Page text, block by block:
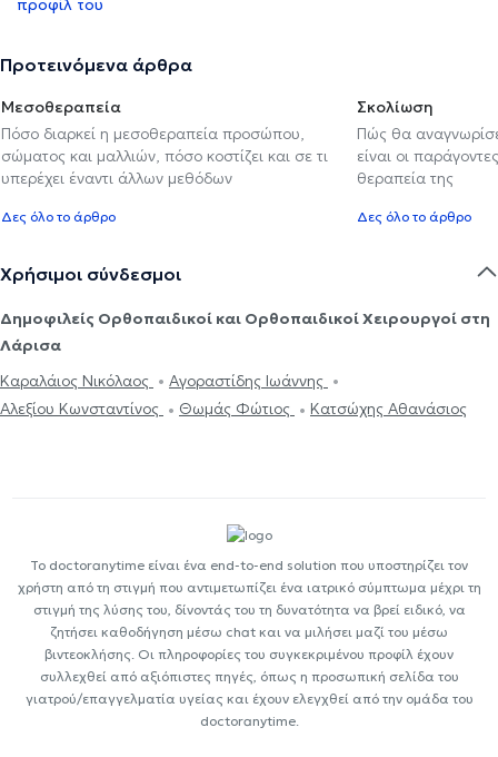
προφίλ του
Προτεινόμενα άρθρα
Μεσοθεραπεία
Πόσο διαρκεί η μεσοθεραπεία προσώπου,
σώματος και μαλλιών, πόσο κοστίζει και σε τι
υπερέχει έναντι άλλων μεθόδων
Δες όλο το άρθρο
Σκολίωση
Πώς θα
είναι οι
θεραπεία της
Δες όλο το άρθρο
Χρήσιμοι σύνδεσμοι
Δημοφιλείς Ορθοπαιδικοί και Ορθοπαιδικοί Χειρουργοί στη
Λάρισα
Καραλάιος Νικόλαος
Αγοραστίδης Ιωάννης
Αλεξίου Κωνσταντίνος
Θωμάς Φώτιος Κατσώχης Αθανάσιος
Το doctoranytime είναι ένα end-to-end solution που υποστηρίζει τον
χρήστη από τη στιγμή που αντιμετωπίζει ένα ιατρικό σύμπτωμα μέχρι τη
στιγμή της λύσης του, δίνοντάς του τη δυνατότητα να βρεί ειδικό, να
ζητήσει καθοδήγηση μέσω chat και να μιλήσει μαζί του μέσω
βιντεοκλήσης. Οι πληροφορίες του συγκεκριμένου προφίλ έχουν
συλλεχθεί από αξιόπιστες πηγές, όπως η προσωπική σελίδα του
γιατρού/επαγγελματία υγείας και έχουν ελεγχθεί από την ομάδα του
doctoranytime.